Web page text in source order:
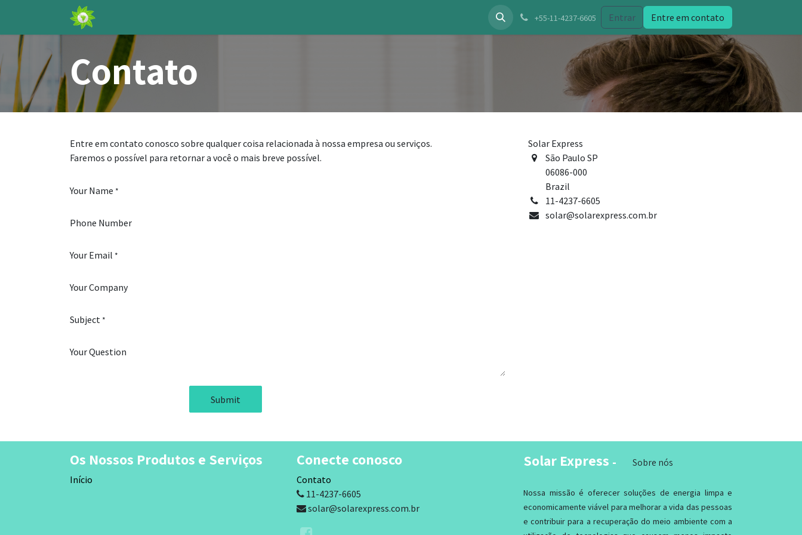
+55-11-4237-6605 Entrar Entre em contato
Contato
Entre em contato conosco sobre qualquer coisa relacionada à nossa empresa ou serviços.
Faremos o possível para retornar a você o mais breve possível.
Your Name *
Phone Number
Your Email *
Your Company
Subject *
Your Question
Submit
Solar Express
São Paulo SP
06086-000
Brazil
11-4237-6605
solar@solarexpress.com.br
Os Nossos Produtos e Serviços
Início
Conecte conosco
Contato​
11-4237-6605
solar@solarexpress.com.br
Solar Express - Sobre nós
Nossa missão é oferecer soluções de energia limpa e
economicamente viável para melhorar a vida das pessoas
e contribuir para a recuperação do meio ambiente com a